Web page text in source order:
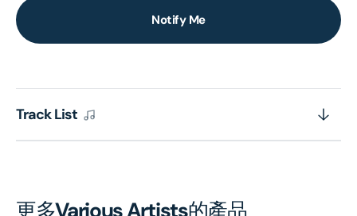
Notify Me
Track List
更多Various Artists的產品